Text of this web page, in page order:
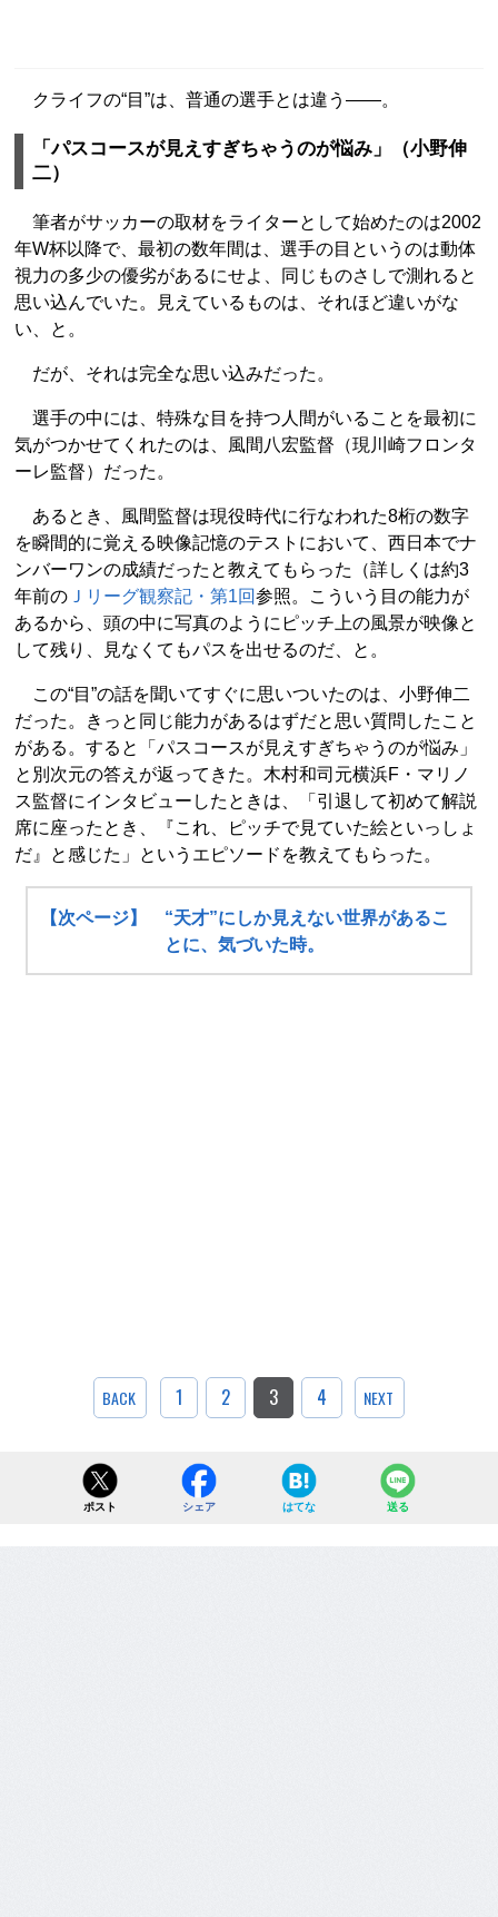
クライフの“目”は、普通の選手とは違う――。
「パスコースが見えすぎちゃうのが悩み」（小野伸
二）
筆者がサッカーの取材をライターとして始めたのは2002
年W杯以降で、最初の数年間は、選手の目というのは動体
視力の多少の優劣があるにせよ、同じものさしで測れると
思い込んでいた。見えているものは、それほど違いがな
い、と。
だが、それは完全な思い込みだった。
選手の中には、特殊な目を持つ人間がいることを最初に
気がつかせてくれたのは、風間八宏監督（現川崎フロンタ
ーレ監督）だった。
あるとき、風間監督は現役時代に行なわれた8桁の数字
を瞬間的に覚える映像記憶のテストにおいて、西日本でナ
ンバーワンの成績だったと教えてもらった（詳しくは約3
年前の Ｊリーグ観察記・第1回参照。こういう目の能力が
あるから、頭の中に写真のようにピッチ上の風景が映像と
して残り、見なくてもパスを出せるのだ、と。
この“目”の話を聞いてすぐに思いついたのは、小野伸二
だった。きっと同じ能力があるはずだと思い質問したこと
がある。すると「パスコースが見えすぎちゃうのが悩み」
と別次元の答えが返ってきた。木村和司元横浜F・マリノ
ス監督にインタビューしたときは、「引退して初めて解説
席に座ったとき、『これ、ピッチで見ていた絵といっしょ
だ』と感じた」というエピソードを教えてもらった。
【次ページ】 “天才”にしか見えない世界があるこ
とに、気づいた時。
BACK 1 2 3 4 NEXT
ポスト シェア はてな 送る